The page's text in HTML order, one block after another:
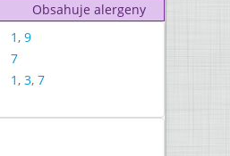
Obsahuje alergeny
1, 9
7
1, 3, 7